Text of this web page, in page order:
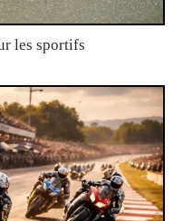
les sportifs